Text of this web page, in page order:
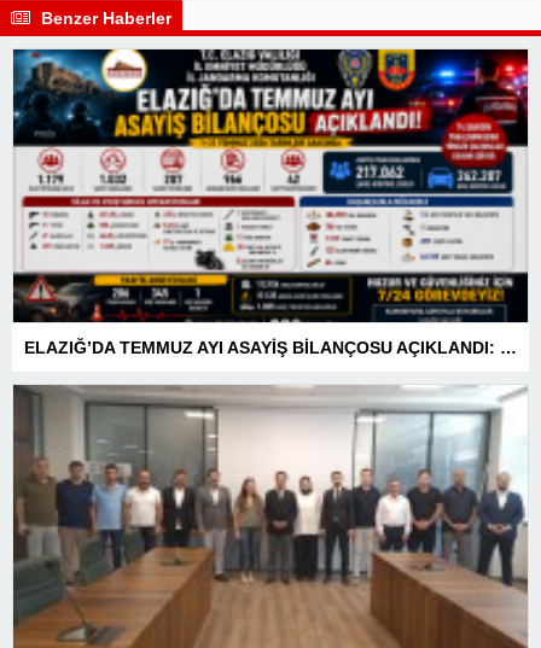
Benzer Haberler
ELAZIĞ’DA TEMMUZ AYI ASAYİŞ BİLANÇOSU AÇIKLANDI: 1 AYDA 1.032 ŞAHIS YAKALANDI, 207 TUTUKLAMA